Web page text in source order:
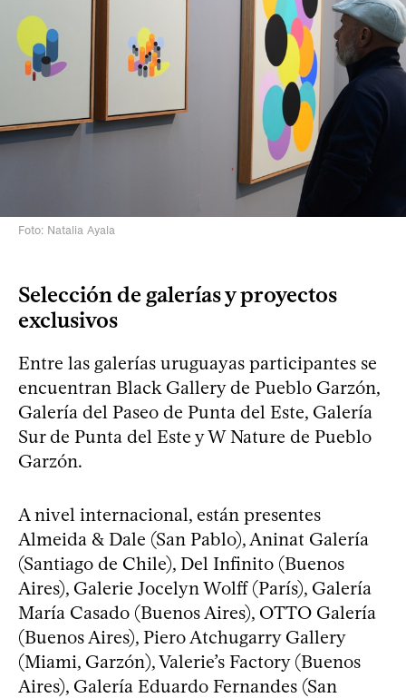
Foto: Natalia Ayala
Selección de galerías y proyectos
exclusivos
Entre las galerías uruguayas participantes se
encuentran Black Gallery de Pueblo Garzón,
Galería del Paseo de Punta del Este, Galería
Sur de Punta del Este y W Nature de Pueblo
Garzón.
A nivel internacional, están presentes
Almeida & Dale (San Pablo), Aninat Galería
(Santiago de Chile), Del Infinito (Buenos
Aires), Galerie Jocelyn Wolff (París), Galería
María Casado (Buenos Aires), OTTO Galería
(Buenos Aires), Piero Atchugarry Gallery
(Miami, Garzón), Valerie’s Factory (Buenos
Aires), Galería Eduardo Fernandes (San